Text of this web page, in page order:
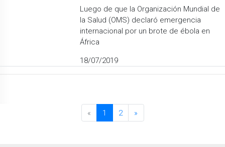
Luego de que la Organización Mundial de
la Salud (OMS) declaró emergencia
internacional por un brote de ébola en
África
18/07/2019
« 1 2 »